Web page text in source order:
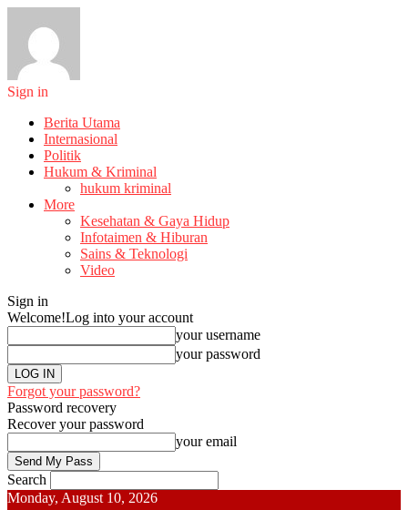
Sign in
Berita Utama
Internasional
Politik
Hukum & Kriminal
hukum kriminal
More
Kesehatan & Gaya Hidup
Infotaimen & Hiburan
Sains & Teknologi
Video
Sign in
Welcome!Log into your account
your username
your password
Forgot your password?
Password recovery
Recover your password
your email
Search
Monday, August 10, 2026